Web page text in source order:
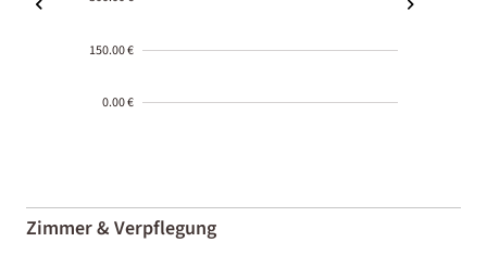
150.00 €
0.00 €
01-02
Zimmer & Verpflegung